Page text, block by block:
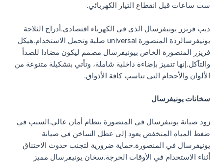
ست ساعات قبل انقطاع التيار الكهربائي.
ديب فريزر يونيفرسال الذي في الكهرباء اقتصادي.أدراج الثلاجة
يونيفرسالردة المنصورة universal صلبة وتحمل الاستخدام.هيكل
فريزر المنصورة الخاص بيونيفرسال مصمم ليكون مضادا للصدأ
والتآكل.إنها تتميز بإضاءة داخلية شاملة، وتأتي بتشكيلة متنوعة من
الألوان والأحجام التي تناسب كافة الأذواق.
سخانات يونيفرسال
زود صيانة يونيفرسال في المنصورة بنظام أمان عالي.السبب في
ضغط المياه المنخفض يعود إلى عطل الساخن في صيانة
يونيفرسال في المنصورة.حماية ضرورية لتجنب حدوث الاختناق
أثناء الاستخدام في الأوقات الحرجة.سخان يونيفرسال مميز